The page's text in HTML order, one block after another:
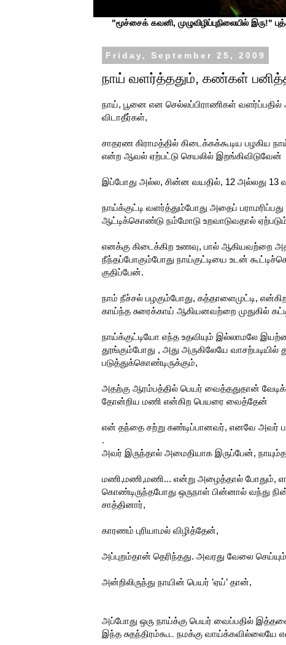
"மூச்சைக் கவனி, முழுவிழிப்புநிலையில் இரு!"
Friday, September 25, 2009
நாய் வளர்த்ததும், கண்கள்
நாய், பூனை என செல்லப்பிராணிகள்
விடாதீர்கள்,
சாதரண கிராமத்தில் கிடைக்கக்கூடிய பழகிய
என்ற ஆவல் ஏற்பட்டு செயலில் இறங்கிவிடுவேன்
இப்போது அல்ல, சின்ன வயதில், 12 அல்லது 13
நாய்க்குட்டி வளர்த்தும்போது அதைப்
ஆட்டிக்கொண்டு நம்மோடு உறவாடுவதால் ஏற்படும்
எனக்கு கிடைக்கிற உணவு, பால் ஆகியவற்றை
நீந்தப்போகும்போது நாய்குட்டியை உடன்
குதிப்பேன்.
நாம் நீச்சல் பழகும்போது, கத்தாளைமுட்டி,
காய்ந்த சுரைக்காய் ஆகியனவற்றை முதுகில்
நாய்க்குட்டியோ எந்த உதவியும் இல்லாமலே
தூங்கும்போது , அது அருகிலேயே
படுத்துக்கொண்டிருக்கும்,
அதற்கு ஆரம்பத்தில் பெயர் வைத்ததுதான்
தோன்றிய மணி என்கிற பெயரை வைத்தேன்
என் தந்தை சற்று கண்டிப்பானவர், எனவே அவர்
.
அவர் இருந்தால் அமைதியாக இருப்பேன்,
மணி,மணி,மணி... என்று அழைத்தால் போதும்,
கொண்டிருந்தபோது ஒருநாள் பின்னால் வந்து
சாத்தினார்,
காரணம் புரியாமல் விழித்தேன்,
அப்புறம்தான் தெரிந்தது. அவரது வேலை
அன்றிலிருந்து நாயின் பெயர் ’ஏய்’ தான்,
அப்போது ஒரு நாய்க்கு பெயர் வைப்பதில்
இந்த சுதந்திரம்கூட நமக்கு வாய்க்கவில்லையே